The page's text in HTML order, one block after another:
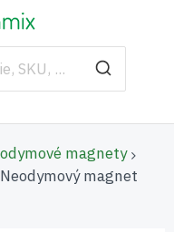
magnety
Neodymový magnet